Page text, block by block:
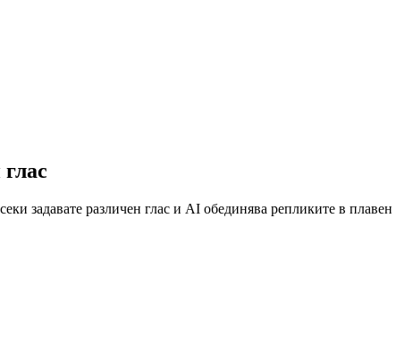
задавате различен глас и AI обединява репликите в плавен